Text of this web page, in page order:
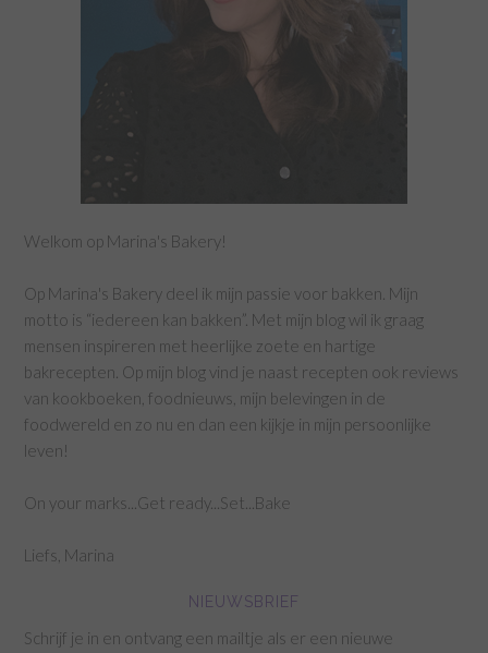
Welkom op Marina's Bakery!
Op Marina's Bakery deel ik mijn passie voor bakken. Mijn
motto is “iedereen kan bakken”. Met mijn blog wil ik graag
mensen inspireren met heerlijke zoete en hartige
bakrecepten. Op mijn blog vind je naast recepten ook reviews
van kookboeken, foodnieuws, mijn belevingen in de
foodwereld en zo nu en dan een kijkje in mijn persoonlijke
leven!
On your marks...Get ready...Set...Bake
Liefs, Marina
NIEUWSBRIEF
Schrijf je in en ontvang een mailtje als er een nieuwe